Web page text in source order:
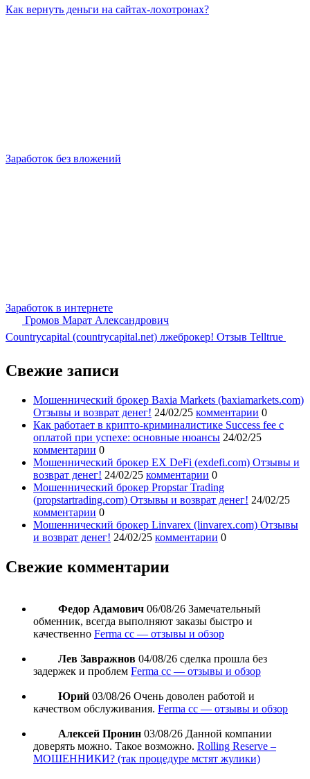
Как вернуть деньги на сайтах-лохотронах?
Заработок без вложений
Заработок в интернете
Громов Марат Александрович
Countrycapital (countrycapital.net) лжеброкер! Отзыв Telltrue
Свежие записи
Мошеннический брокер Baxia Markets (baxiamarkets.com)
Отзывы и возврат денег! 24/02/25 комментарии 0
Как работает в крипто-криминалистике Success fee с
оплатой при успехе: основные нюансы 24/02/25
комментарии 0
Мошеннический брокер EX DeFi (exdefi.com) Отзывы и
возврат денег! 24/02/25 комментарии 0
Мошеннический брокер Propstar Trading
(propstartrading.com) Отзывы и возврат денег! 24/02/25
комментарии 0
Мошеннический брокер Linvarex (linvarex.com) Отзывы
и возврат денег! 24/02/25 комментарии 0
Свежие комментарии
Федор Адамович 06/08/26 Замечательный
обменник, всегда выполняют заказы быстро и
качественно Ferma cc — отзывы и обзор
Лев Завражнов 04/08/26 сделка прошла без
задержек и проблем Ferma cc — отзывы и обзор
Юрий 03/08/26 Очень доволен работой и
качеством обслуживания. Ferma cc — отзывы и обзор
Алексей Пронин 03/08/26 Данной компании
доверять можно. Такое возможно. Rolling Reserve –
МОШЕННИКИ? (так процедуре мстят жулики)